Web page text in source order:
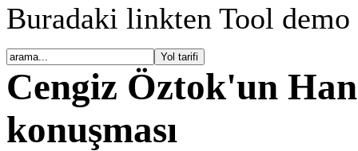
Buradaki linkten Tool
Cengiz Öztok'un
konuşması